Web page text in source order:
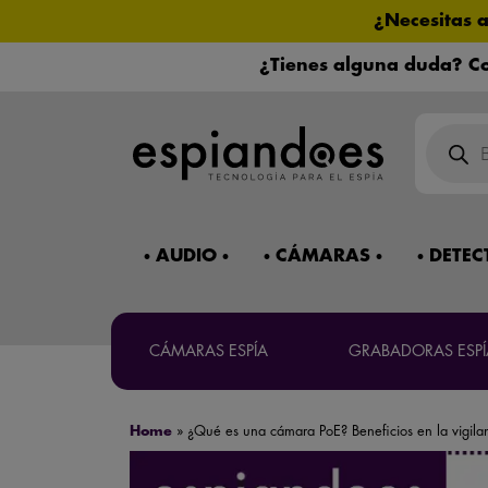
¿Tienes alguna duda?
AUDIO CÁMARAS
CÁMARAS ESPÍA GRABADORAS
Home » ¿Qué es una cámara PoE? Beneficios en la
¿Necesitas
Mira